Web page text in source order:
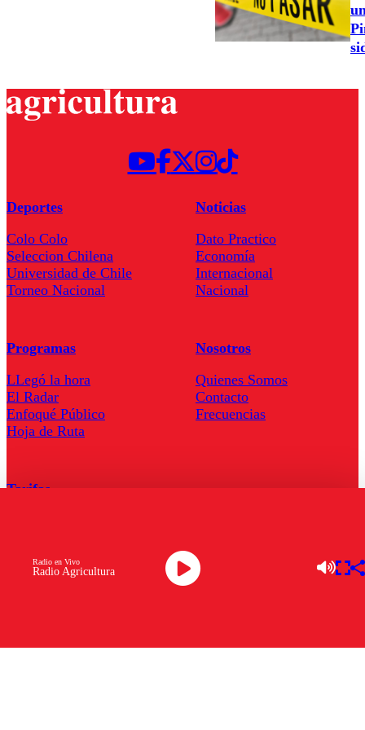
Radio Agricultura
Radio en Vivo
Deportes
Colo Colo
Seleccion Chilena
Universidad de Chile
Torneo Nacional
Noticias
Dato Practico
Economía
Internacional
Nacional
Programas
LLegó la hora
El Radar
Enfoqué Público
Hoja de Ruta
Nosotros
Quienes Somos
Contacto
Frecuencias
Tarifas
Descarga la APP